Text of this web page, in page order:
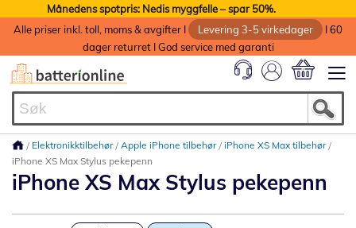
Månedens spotpris: Nedis myggfelle – spar 50%.
Alle priser inkl. toll, moms & avgifter I
Levering 3-5 virkedager
I 60
dager returret I God service med garanti
Elektronikktilbehør Apple iPhone tilbehør iPhone XS Max tilbehør
iPhone XS Max Stylus pekepenn
iPhone XS Max Stylus pekepenn